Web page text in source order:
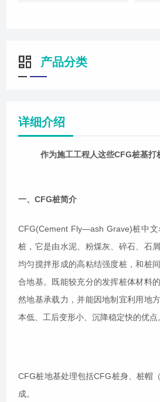
产品分类
详细介绍
作为施工工程人这些CFG桩基打
一、CFG桩简介
CFG(Cement Fly—ash Grave)桩中
桩，它是由水泥、粉煤灰、碎石、石
均匀搅拌形成的高粘结强度桩，和桩
合地基。既能较充分的发挥桩体材料
然地基承载力，并能因地制宜利用地
本低、工后变形小、沉降稳定快的优点
CFG桩地基处理包括CFG桩身、桩帽
成。